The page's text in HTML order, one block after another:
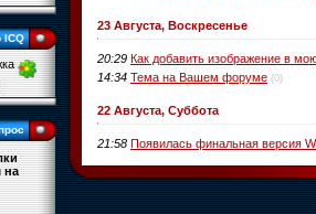
ICQ
на
23 Августа, Воскресенье
20:29 Как добавить изображение в
14:34 Тема на Вашем форуме (0)
22 Августа, Суббота
21:58 Появилась финальная версия